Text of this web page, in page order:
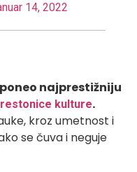
14, 2022
najprestižniju
kulture.
kroz umetnost i
se čuva i neguje